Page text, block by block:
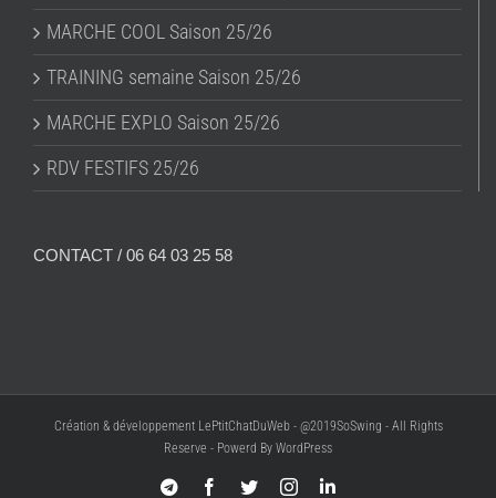
MARCHE COOL Saison 25/26
TRAINING semaine Saison 25/26
MARCHE EXPLO Saison 25/26
RDV FESTIFS 25/26
CONTACT / 06 64 03 25 58
Création & développement LePtitChatDuWeb - @2019SoSwing - All Rights
Reserve - Powerd By WordPress
TelegramFacebook
TwitterInstagramLinkedIn